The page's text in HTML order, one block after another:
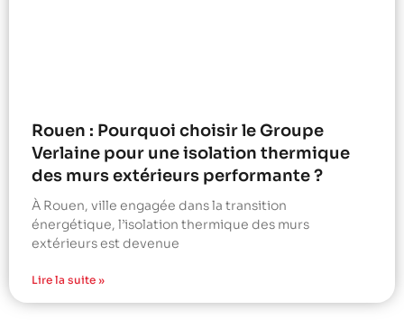
Rouen : Pourquoi choisir le Groupe
Verlaine pour une isolation thermique
des murs extérieurs performante ?
À Rouen, ville engagée dans la transition
énergétique, l’isolation thermique des murs
extérieurs est devenue
Lire la suite »